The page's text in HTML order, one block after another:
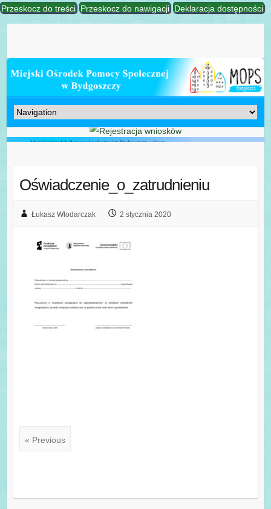
Przeskocz do treści Przeskocz do nawigacji Deklaracja dostępności
Oświadczenie_o_zatrudnieniu
Łukasz Włodarczak 2 stycznia 2020
« Previous